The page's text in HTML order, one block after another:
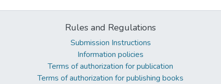
Rules and Regulations
Submission Instructions
Information policies
Terms of authorization for publication
Terms of authorization for publishing books